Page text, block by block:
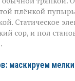
плёнкой
Статическое
сор, и пол
маскируем